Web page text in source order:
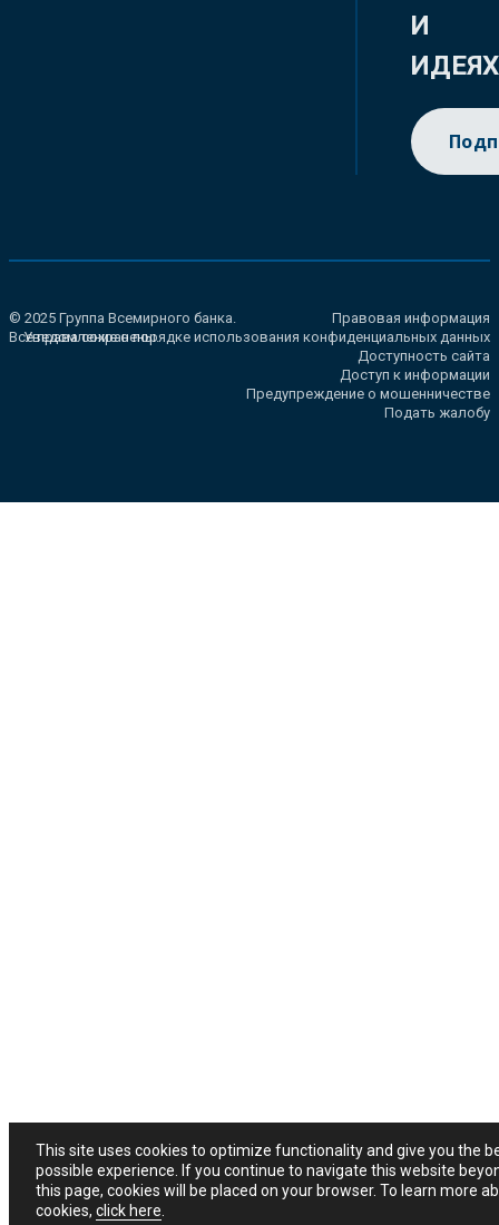
И
ИДЕЯХ
© 2025 Группа Всемирного банка.
Все права сохранены.
Правовая информация
Уведомление о порядке использования конфиденциальных данных
Доступность сайта
Доступ к информации
Предупреждение о мошенничестве
Подать жалобу
This site uses cookies to optimize functionality and give you the
possible experience. If you continue to navigate this website
this page, cookies will be placed on your browser. To learn more
cookies, click here